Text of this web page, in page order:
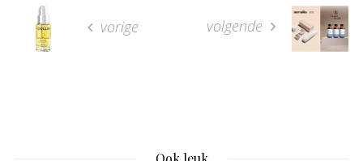
vorige volgende